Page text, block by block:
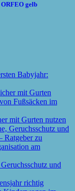
gelb
Babyjahr:
mit Gurten nutzen
und